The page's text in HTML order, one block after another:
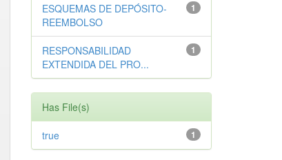
1
ESQUEMAS DE DEPÓSITO-
REEMBOLSO
1
RESPONSABILIDAD
EXTENDIDA DEL PRO...
Has File(s)
1
true